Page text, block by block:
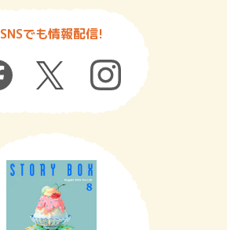
SNSでも情報配信!